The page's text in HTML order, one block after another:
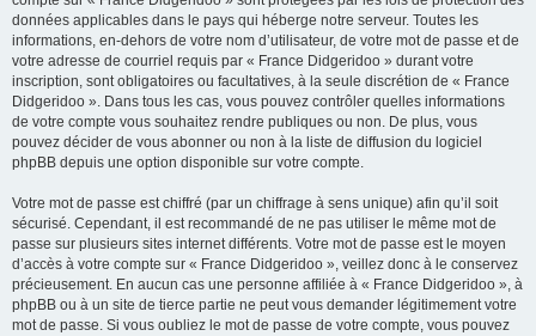
données applicables dans le pays qui héberge notre serveur. Toutes les
informations, en-dehors de votre nom d’utilisateur, de votre mot de passe et de
votre adresse de courriel requis par « France Didgeridoo » durant votre
inscription, sont obligatoires ou facultatives, à la seule discrétion de « France
Didgeridoo ». Dans tous les cas, vous pouvez contrôler quelles informations
de votre compte vous souhaitez rendre publiques ou non. De plus, vous
pouvez décider de vous abonner ou non à la liste de diffusion du logiciel
phpBB depuis une option disponible sur votre compte.
Votre mot de passe est chiffré (par un chiffrage à sens unique) afin qu’il soit
sécurisé. Cependant, il est recommandé de ne pas utiliser le même mot de
passe sur plusieurs sites internet différents. Votre mot de passe est le moyen
d’accès à votre compte sur « France Didgeridoo », veillez donc à le conservez
précieusement. En aucun cas une personne affiliée à « France Didgeridoo », à
phpBB ou à un site de tierce partie ne peut vous demander légitimement votre
mot de passe. Si vous oubliez le mot de passe de votre compte, vous pouvez